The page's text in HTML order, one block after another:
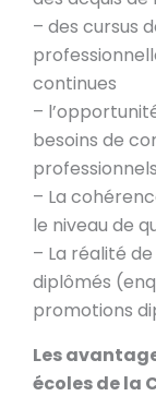
– des cursus
continues
–
besoins de
– La
le niveau de
– La réalité
diplômés
promotions
Les
écoles de la